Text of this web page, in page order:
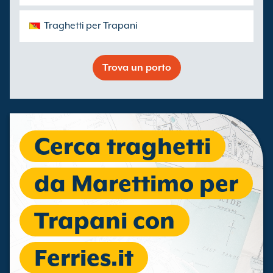
Traghetti per Trapani
Trova un porto
Cerca traghetti
da Marettimo per
Trapani con
Ferries.it